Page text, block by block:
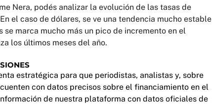
Nera, podés analizar la evolución de las tasas de
el caso de dólares, se ve una tendencia mucho estable
marca mucho más un pico de incremento en el
los últimos meses del año.
estratégica para que periodistas, analistas y, sobre
con datos precisos sobre el financiamiento en el
de nuestra plataforma con datos oficiales de